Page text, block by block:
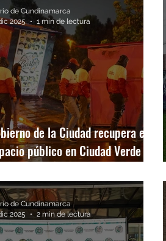
de la Ciudad recupera el
público en Ciudad Verde y
de Cundinamarca
2025
1 min de lectura
de Cundinamarca
2025
2 min de lectura